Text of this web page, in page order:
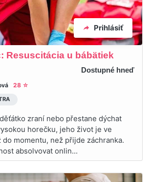
Prihlásiť
Resuscitácia u bábätiek
Dostupné hneď
28 ☆
zraní nebo přestane dýchat
horečku, jeho život je ve
do momentu, než přijde záchranka.
absolvovat onlin...